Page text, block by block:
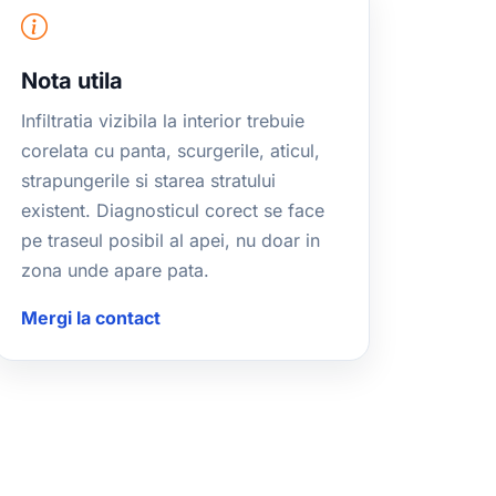
Nota utila
Infiltratia vizibila la interior trebuie
corelata cu panta, scurgerile, aticul,
strapungerile si starea stratului
existent. Diagnosticul corect se face
pe traseul posibil al apei, nu doar in
zona unde apare pata.
Mergi la contact